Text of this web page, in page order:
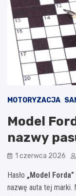
MOTORYZACJA
Model
nazwy
1 czerwca 2026
Hasło „Model Forda”
nazwę auta tej marki.